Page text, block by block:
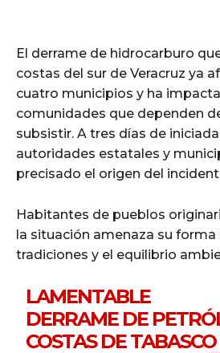
El derrame de hidrocarburo
costas del sur de Veracruz ya
cuatro municipios y ha
comunidades que dependen
subsistir. A tres días de
autoridades estatales y
precisado el origen del
Habitantes de pueblos
la situación amenaza su forma
tradiciones y el equilibrio
LAMENTABLE
DERRAME DE
COSTAS DE